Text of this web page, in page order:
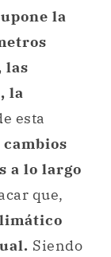
la
las
la
esta
cambios
a lo largo
que,
Siendo